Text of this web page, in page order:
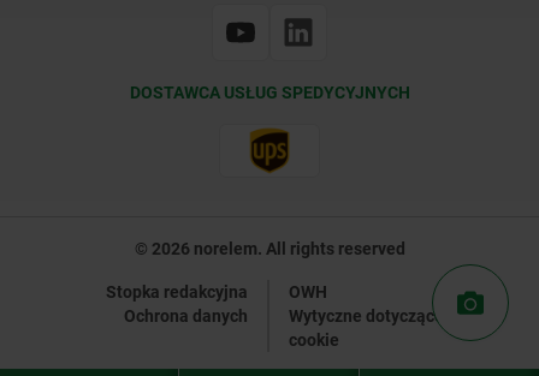
DOSTAWCA USŁUG SPEDYCYJNYCH
© 2026 norelem. All rights reserved
Stopka redakcyjna
OWH
Ochrona danych
Wytyczne dotyczące plików
cookie